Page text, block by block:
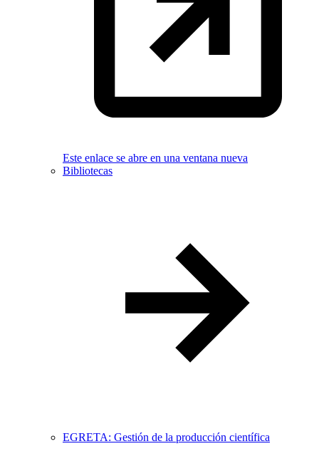
Este enlace se abre en una ventana nueva
Bibliotecas
EGRETA: Gestión de la producción científica